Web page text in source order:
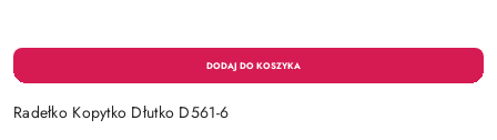
Radełko Kopytko Dłutko D561-6